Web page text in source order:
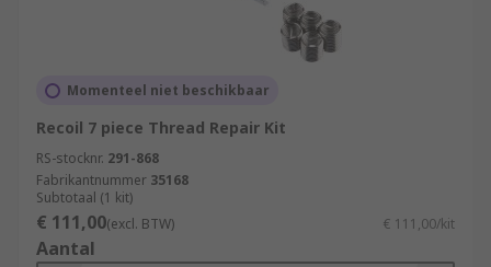
Momenteel niet beschikbaar
Recoil 7 piece Thread Repair Kit
RS-stocknr. 291-868
Fabrikantnummer 35168
Subtotaal (1 kit)
€ 111,00(excl. BTW) € 111,00/kit
Aantal